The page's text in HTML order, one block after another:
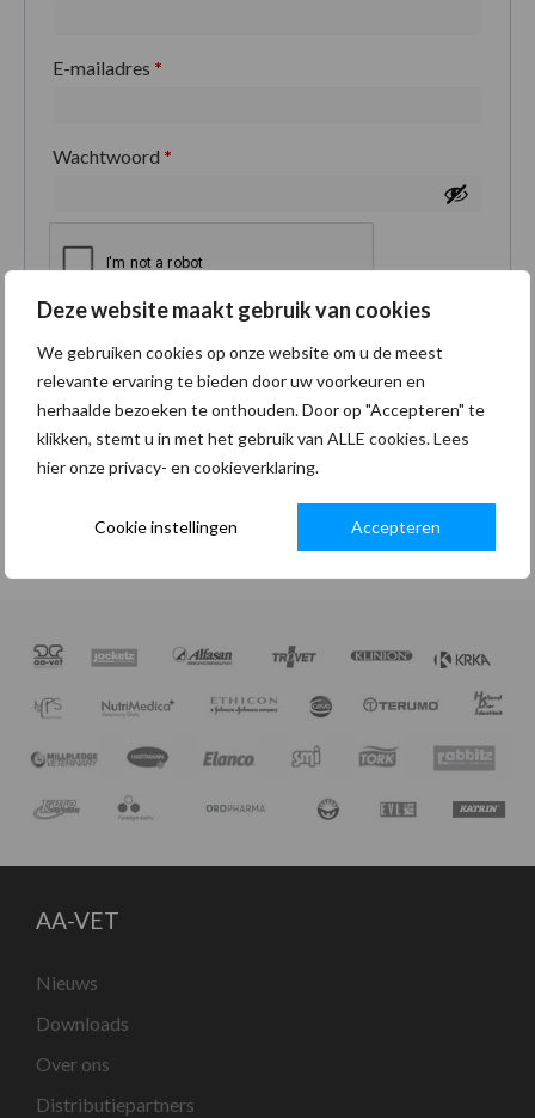
Deze website maakt gebruik van cookies
We gebruiken cookies op onze website om u de meest
relevante ervaring te bieden door uw voorkeuren en
herhaalde bezoeken te onthouden. Door op "Accepteren" te
klikken, stemt u in met het gebruik van ALLE cookies. Lees
hier onze privacy- en cookieverklaring.
Cookie instellingen Accepteren
E-mailadres *
Wachtwoord *
Je persoonlijke gegevens worden gebruikt om je
ervaring op deze site te ondersteunen, om toegang
tot je account te beheren en voor andere doeleinden
zoals omschreven in onzeprivacybeleid.
AA-VET
Nieuws
Downloads
Over ons
Distributiepartners